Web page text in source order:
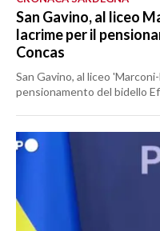
San Gavino, al liceo
lacrime per il
Concas
San Gavino, al liceo
pensionamento del bidello